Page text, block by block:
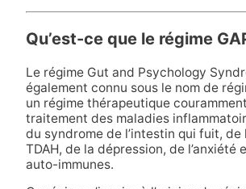
Qu’est-ce que le régime
Le régime Gut and Psychology
également connu sous le nom de
un régime thérapeutique
traitement des maladies
du syndrome de l’intestin qui fuit, de
TDAH, de la dépression, de l’anxiété
auto-immunes.